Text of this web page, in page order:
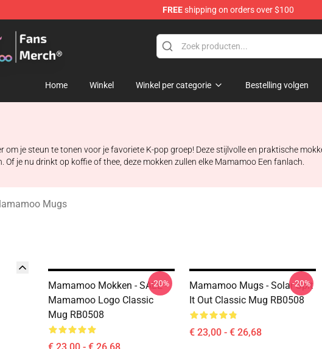
FREEshipping on orders over $100
Merchandise Shop
Home Winkel Winkel per categorie Bestelling volgen
je steun te tonen voor je favoriete K-pop groep! Deze stijlvolle en praktische
je nu drinkt op koffie of thee, deze mokken zullen elke Mamamoo Een fanlach.
Mugs
Mamamoo Mokken - SALE -
Mamamoo Logo Classic
Mug RB0508
-20%
Mamamoo Mugs - Solar Spit
It Out Classic Mug RB0508
€ 23,00 - € 26,68
-20%